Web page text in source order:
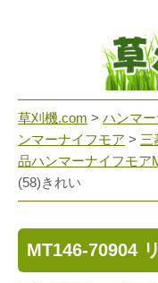
草刈機.com > ハンマ
ンマーナイフモア >
品ハンマーナイフモア
(58)きれい
MT146-70904